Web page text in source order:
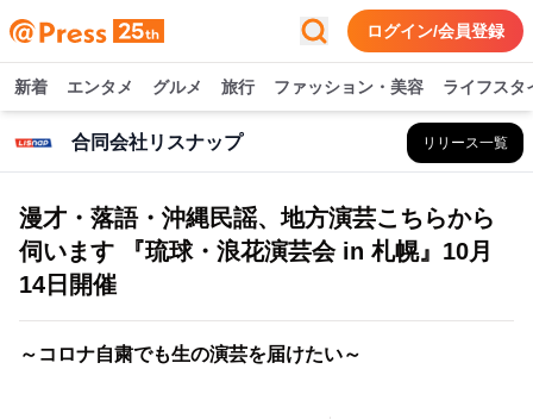
ログイン/会員登録
新着 エンタメ グルメ 旅行 ファッション・美容 ライフスタ
合同会社リスナップ リリース一覧
漫才・落語・沖縄民謡、地方演芸こちらから
伺います 『琉球・浪花演芸会 in 札幌』10月
14日開催
～コロナ自粛でも生の演芸を届けたい～